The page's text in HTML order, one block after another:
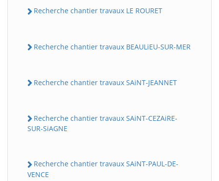
Recherche chantier travaux LE ROURET
Recherche chantier travaux BEAULiEU-SUR-MER
Recherche chantier travaux SAiNT-JEANNET
Recherche chantier travaux SAiNT-CEZAiRE-
SUR-SiAGNE
Recherche chantier travaux SAiNT-PAUL-DE-
VENCE